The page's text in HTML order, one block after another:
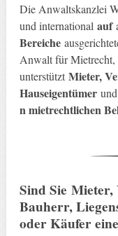
Die Anwaltskanzlei
und international auf
Bereiche
Anwalt für Mietrecht,
unterstütztMieter,
Hauseigentümerund
n mietrechtlichen
Sind Sie Mieter,
Bauherr,
oder Käufer